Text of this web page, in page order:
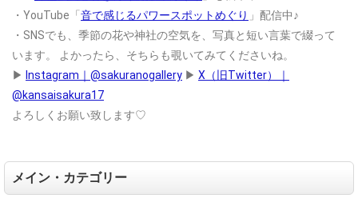
・YouTube「 音で感じるパワースポットめぐり 」配信中♪
・SNSでも、季節の花や神社の空気を、写真と短い言葉で綴って
います。
よかったら、そちらも覗いてみてくださいね。
▶ Instagram｜@sakuranogallery ▶ X（旧Twitter）｜
@kansaisakura17
よろしくお願い致します♡
メイン・カテゴリー